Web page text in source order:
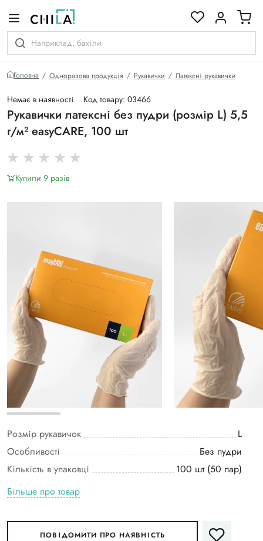
Головна Одноразова продукція Рукавички Латексні рукавички
Немає в наявності Код товару: 03466
Рукавички латексні без пудри (розмір L) 5,5
г/м² easyCARE, 100 шт
Купили 9 разiв
Розмір рукавичок
L
Особливості
Без пудри
Кількість в упаковці
100 шт (50 пар)
Більше про товар
ПОВІДОМИТИ ПРО НАЯВНІСТЬ
гамі